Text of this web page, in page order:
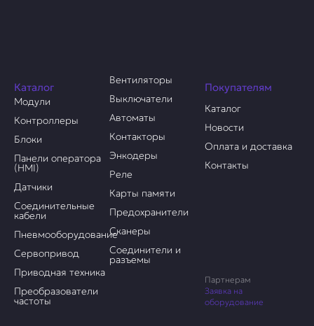
Каталог
Модули
Контроллеры
Блоки
Панели оператора
(HMI)
Датчики
Соединительные
кабели
Пневмооборудование
Сервопривод
Приводная техника
Преобразователи
частоты
Вентиляторы
Выключатели
Автоматы
Контакторы
Энкодеры
Реле
Карты памяти
Предохранители
Сканеры
Соединители и
разъемы
Покупателям
Каталог
Новости
Оплата и доставка
Контакты
Партнерам
Заявка на
оборудование